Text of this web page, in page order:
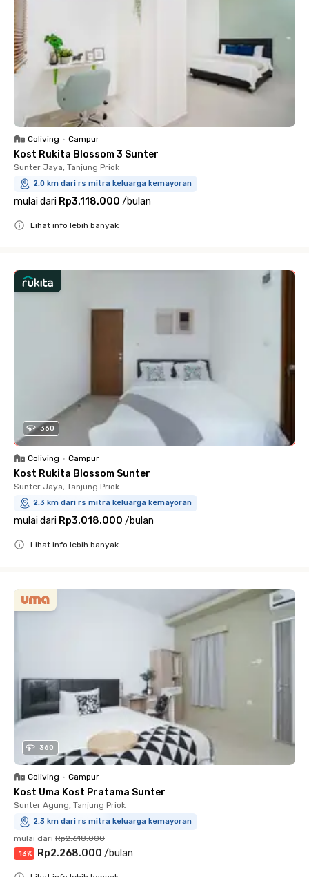
Coliving • Campur
Kost Rukita Blossom 3 Sunter
Sunter Jaya, Tanjung Priok
2.0 km dari rs mitra keluarga kemayoran
mulai dari Rp3.118.000 /bulan
Lihat info lebih banyak
360
Coliving • Campur
Kost Rukita Blossom Sunter
Sunter Jaya, Tanjung Priok
2.3 km dari rs mitra keluarga kemayoran
mulai dari Rp3.018.000 /bulan
Lihat info lebih banyak
360
Coliving • Campur
Kost Uma Kost Pratama Sunter
Sunter Agung, Tanjung Priok
2.3 km dari rs mitra keluarga kemayoran
mulai dari Rp2.618.000
-13% Rp2.268.000 /bulan